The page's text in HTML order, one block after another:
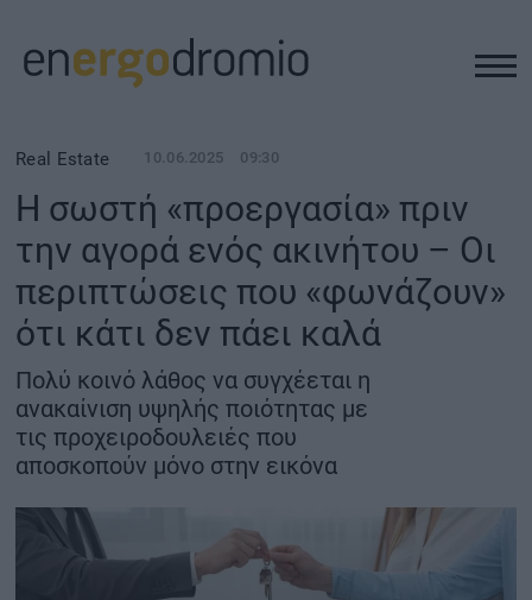
ΥΠΟΔΟΜΕΣ
REAL ESTATE
ΠΕΡΙΒΑΛΛΟΝ
ΕΝΕΡΓΕΙΑ
ΜΕΤΑΦΟΡΕΣ - ΗΛΕΚΤΡΟΚΙΝΗΣΗ
ΨΗΦΙΑΚΟΣ ΚΟΣΜΟΣ
ΟΙΚΟΝΟΜΙΑ - ΕΠΙΧΕΙΡΗΣΕΙΣ
Real Estate 10.06.2025 09:30
Η σωστή «προεργασία» πριν
την αγορά ενός ακινήτου – Οι
περιπτώσεις που «φωνάζουν»
ότι κάτι δεν πάει καλά
Πολύ κοινό λάθος να συγχέεται η
ανακαίνιση υψηλής ποιότητας με
τις προχειροδουλειές που
αποσκοπούν μόνο στην εικόνα